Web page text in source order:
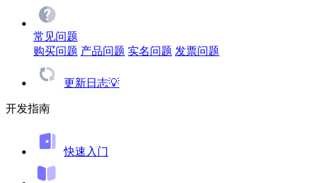
常见问题
购买问题 产品问题 实名问题 发票问题
更新日志💡
开发指南
快速入门